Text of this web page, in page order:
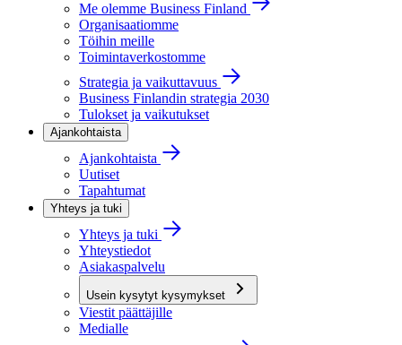
Me olemme Business Finland
Organisaatiomme
Töihin meille
Toimintaverkostomme
Strategia ja vaikuttavuus
Business Finlandin strategia 2030
Tulokset ja vaikutukset
Ajankohtaista
Ajankohtaista
Uutiset
Tapahtumat
Yhteys ja tuki
Yhteys ja tuki
Yhteystiedot
Asiakaspalvelu
Usein kysytyt kysymykset
Viestit päättäjille
Medialle